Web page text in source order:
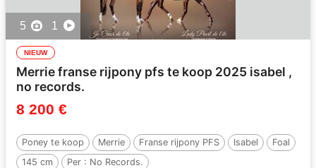
5 1
NIEUW
Merrie franse rijpony pfs te koop 2025 isabel ,
no records.
8 200 €
Poney te koop Merrie Franse rijpony PFS Isabel
Foal
145 cm
Per : No Records.